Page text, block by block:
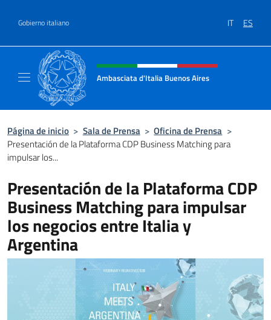
Gobierno italiano IT ES
Encabezado del sitio web,
Ambasciata d'Italia Buenos Aires
Página de inicio > Sala de Prensa > Oficina de Prensa >
Presentación de la Plataforma CDP Business Matching para
impulsar los...
Presentación de la Plataforma CDP
Business Matching para impulsar
los negocios entre Italia y
Argentina